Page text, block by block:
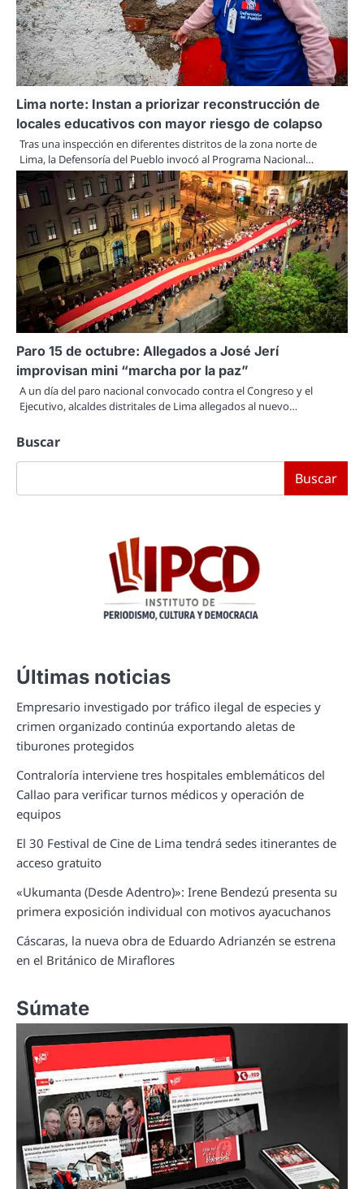
Lima norte: Instan a priorizar reconstrucción de
locales educativos con mayor riesgo de colapso
Tras una inspección en diferentes distritos de la zona norte de
Lima, la Defensoría del Pueblo invocó al Programa Nacional…
Paro 15 de octubre: Allegados a José Jerí
improvisan mini “marcha por la paz”
A un día del paro nacional convocado contra el Congreso y el
Ejecutivo, alcaldes distritales de Lima allegados al nuevo…
Buscar
Buscar
Últimas noticias
Empresario investigado por tráfico ilegal de especies y
crimen organizado continúa exportando aletas de
tiburones protegidos
Contraloría interviene tres hospitales emblemáticos del
Callao para verificar turnos médicos y operación de
equipos
El 30 Festival de Cine de Lima tendrá sedes itinerantes de
acceso gratuito
«Ukumanta (Desde Adentro)»: Irene Bendezú presenta su
primera exposición individual con motivos ayacuchanos
Cáscaras, la nueva obra de Eduardo Adrianzén se estrena
en el Británico de Miraflores
Súmate